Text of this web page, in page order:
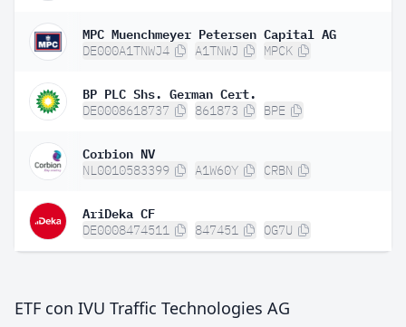
MPC Muenchmeyer Petersen Capital AG
DE000A1TNWJ4 A1TNWJ MPCK
BP PLC Shs. German Cert.
DE0008618737 861873 BPE
Corbion NV
NL0010583399 A1W60Y CRBN
AriDeka CF
DE0008474511 847451 OG7U
ETF con IVU Traffic Technologies AG